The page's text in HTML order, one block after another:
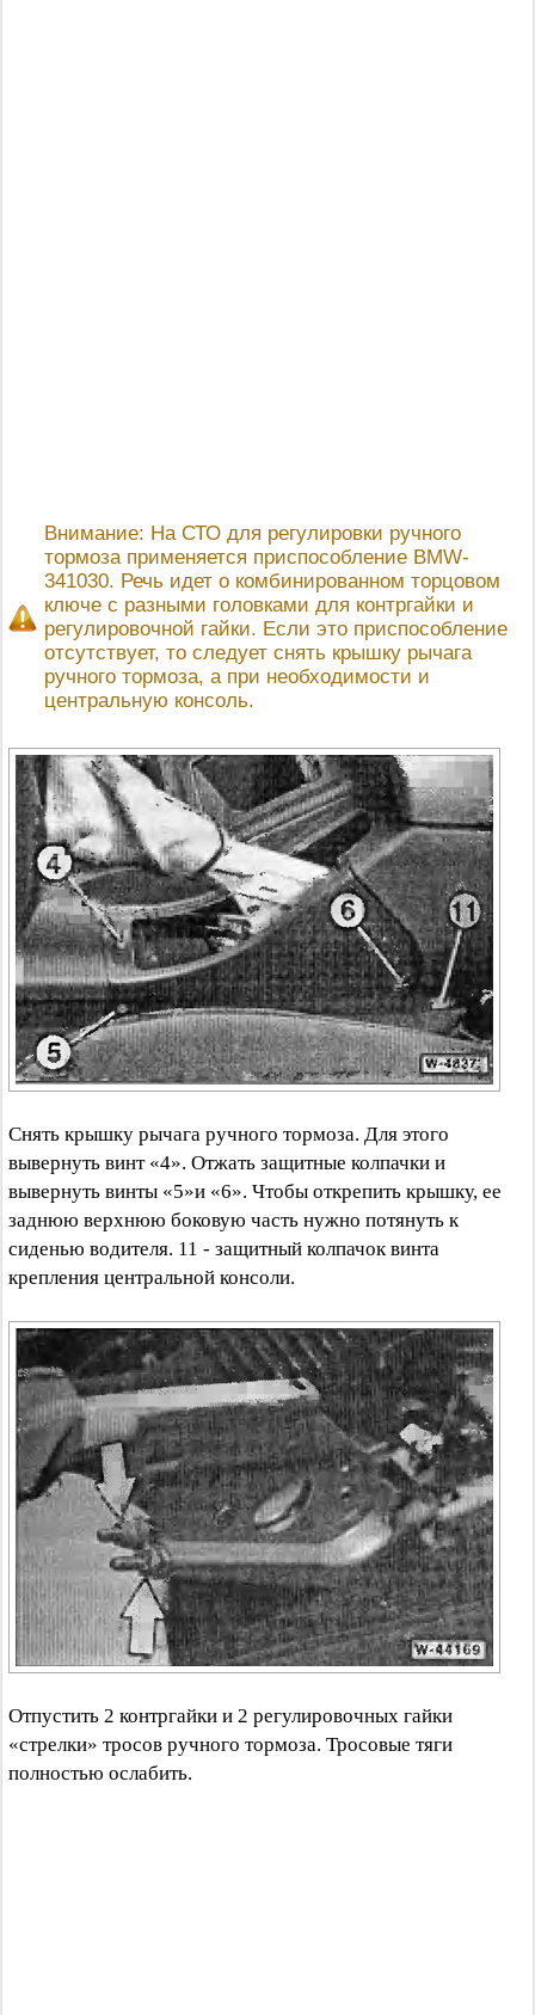
Внимание: На СТО для регулировки ручного
тормоза применяется приспособление BMW-
341030. Речь идет о комбинированном торцовом
ключе с разными головками для контргайки и
регулировочной гайки. Если это приспособление
отсутствует, то следует снять крышку рычага
ручного тормоза, а при необходимости и
центральную консоль.
Снять крышку рычага ручного тормоза. Для этого
вывернуть винт «4». Отжать защитные колпачки и
вывернуть винты «5»и «6». Чтобы открепить крышку, ее
заднюю верхнюю боковую часть нужно потянуть к
сиденью водителя. 11 - защитный колпачок винта
крепления центральной консоли.
Отпустить 2 контргайки и 2 регулировочных гайки
«стрелки» тросов ручного тормоза. Тросовые тяги
полностью ослабить.